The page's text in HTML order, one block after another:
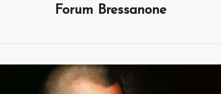
Forum Bressanone